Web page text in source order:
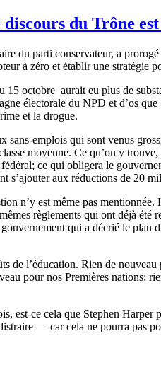
du Trône
du parti conservateur, a prorogé
à zéro et établir une stratégie
15 octobre aurait eu plus de
électorale du NPD et d’os que
et la drogue.
sans-emplois qui sont venus
moyenne. Ce qu’on y trouve,
fédéral; ce qui obligera le
s’ajouteraux réductions de 20
n’y est même pas mentionnée.
mêmes règlements qui ont déjà été
gouvernement qui a décrié le plan
de l’éducation. Rien de nouveau
pour nos Premières nations;
, est-ce cela que Stephen Harper
— carcela ne pourra pas